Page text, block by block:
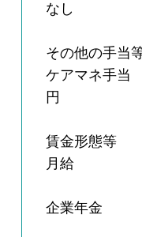
なし
その他の手当
ケアマネ手当
円
賃金形態等
月給
企業年金